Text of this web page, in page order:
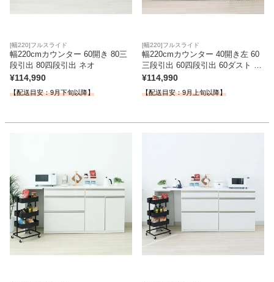
食器棚・キッチン収納
ベッド
学習机
ホームオフィス
[幅220]フルスライド
幅220cmカウンター 60開き 80三
段引出 80四段引出 ネオ
¥114,990
【配送目安：9月下旬以降】
[幅220]フルスライド
幅220cmカウンター 40開き左 60
三段引出 60四段引出 60ダスト ネ
オ
¥114,990
【配送目安：9月上旬以降】